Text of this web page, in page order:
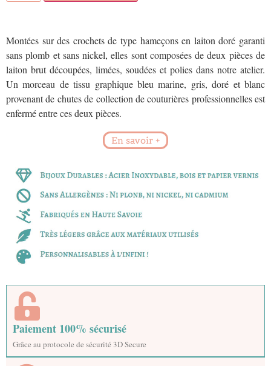
Montées sur des crochets de type hameçons en laiton doré garanti
sans plomb et sans nickel, elles sont composées de deux pièces de
laiton brut découpées, limées, soudées et polies dans notre atelier.
Un morceau de tissu graphique bleu marine, gris, doré et blanc
provenant de chutes de collection de couturières professionnelles est
enfermé entre ces deux pièces.
En savoir +
Paiement 100% sécurisé
Grâce au protocole de sécurité 3D Secure